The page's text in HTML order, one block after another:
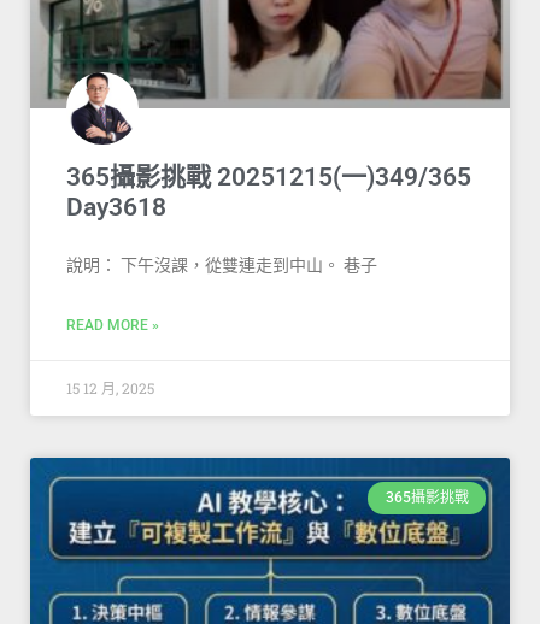
365攝影挑戰 20251215(一)349/365
Day3618
說明： 下午沒課，從雙連走到中山。 巷子
READ MORE »
15 12 月, 2025
365攝影挑戰